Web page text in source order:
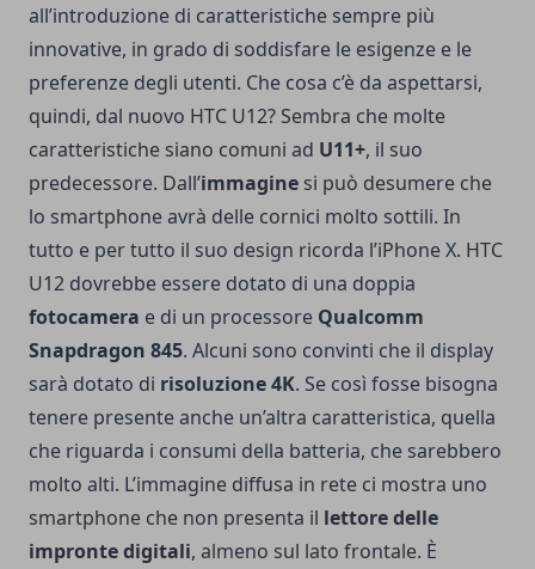
all’introduzione di caratteristiche sempre più
innovative, in grado di soddisfare le esigenze e le
preferenze degli utenti. Che cosa c’è da aspettarsi,
quindi, dal nuovo HTC U12? Sembra che molte
caratteristiche siano comuni ad U11+, il suo
predecessore. Dall’immagine si può desumere che
lo smartphone avrà delle cornici molto sottili. In
tutto e per tutto il suo design ricorda l’iPhone X. HTC
U12 dovrebbe essere dotato di una doppia
fotocamera e di un processore Qualcomm
Snapdragon 845. Alcuni sono convinti che il display
sarà dotato di risoluzione 4K. Se così fosse bisogna
tenere presente anche un’altra caratteristica, quella
che riguarda i consumi della batteria, che sarebbero
molto alti. L’immagine diffusa in rete ci mostra uno
smartphone che non presenta il lettore delle
impronte digitali, almeno sul lato frontale. È